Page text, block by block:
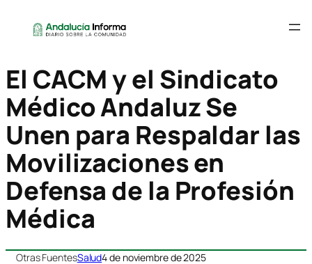
El CACM y el Sindicato
Médico Andaluz Se
Unen para Respaldar las
Movilizaciones en
Defensa de la Profesión
Médica
Otras FuentesSalud4 de noviembre de 2025